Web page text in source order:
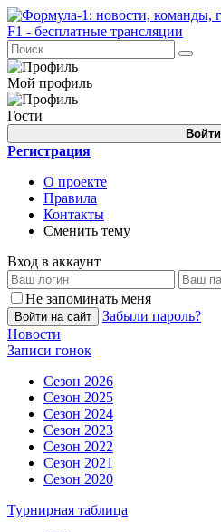
Мой профиль
Гости
Войти
Регистрация
О проекте
Правила
Контакты
Сменить тему
Вход в аккаунт
Не запоминать меня
Войти на сайт
Забыли пароль?
Новости
Записи гонок
Сезон 2026
Сезон 2025
Сезон 2024
Сезон 2023
Сезон 2022
Сезон 2021
Сезон 2020
Турнирная таблица